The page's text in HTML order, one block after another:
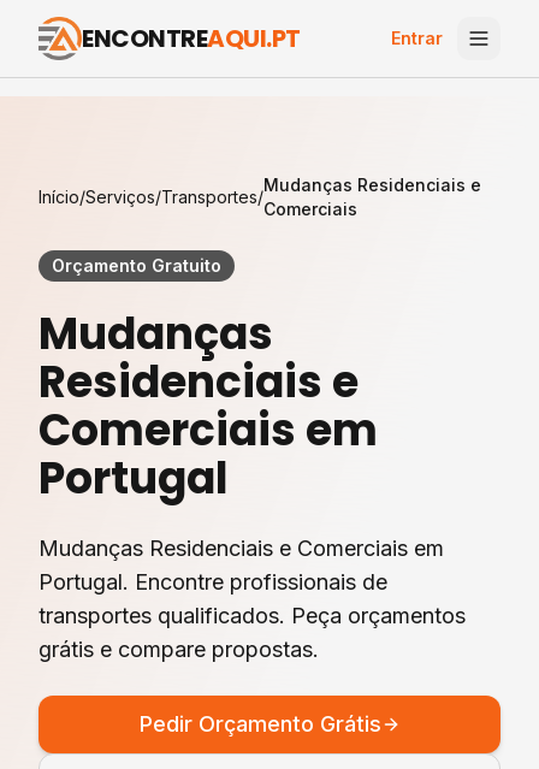
ENCONTREAQUI.PT Entrar
Início/Serviços/Transportes/
Mudanças Residenciais e
Comerciais
Orçamento Gratuito
Mudanças
Residenciais e
Comerciais em
Portugal
Mudanças Residenciais e Comerciais em
Portugal. Encontre profissionais de
transportes qualificados. Peça orçamentos
grátis e compare propostas.
Pedir Orçamento Grátis